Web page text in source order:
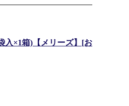
入×1箱)【メリーズ】[お